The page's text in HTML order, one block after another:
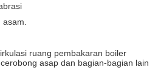
ruang pembakaran boiler
asap dan bagian-bagian lain